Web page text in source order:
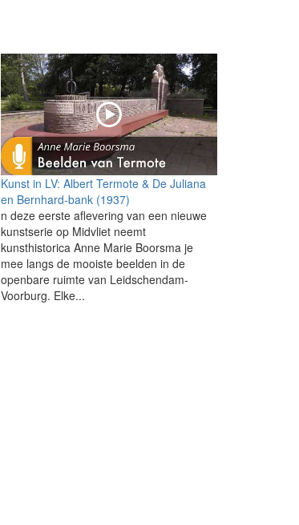
Kunst in LV: Albert Termote & De Juliana
en Bernhard-bank (1937)
n deze eerste aflevering van een nieuwe
kunstserie op Midvliet neemt
kunsthistorica Anne Marie Boorsma je
mee langs de mooiste beelden in de
openbare ruimte van Leidschendam-
Voorburg. Elke...